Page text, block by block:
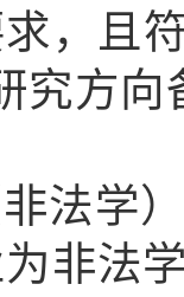
，且
究方向
法学
非法